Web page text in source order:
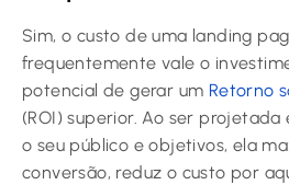
Sim, o custo de uma landing
frequentemente vale o
potencial de gerar um Retorno
(ROI) superior. Ao ser
o seu público e objetivos, ela
conversão, reduz o custo por